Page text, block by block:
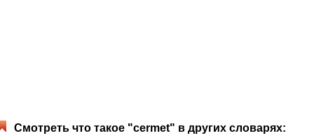
Смотреть что такое "cermet" в других словарях: